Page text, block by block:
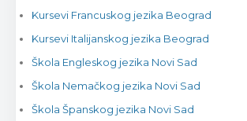
Kursevi Francuskog jezika Beograd
Kursevi Italijanskog jezika Beograd
Škola Engleskog jezika Novi Sad
Škola Nemačkog jezika Novi Sad
Škola Španskog jezika Novi Sad